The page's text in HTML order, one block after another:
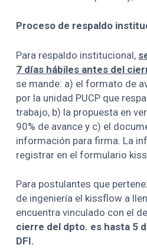
Proceso de respaldo
Para respaldo institucional,
7 días hábiles antes del
se mande: a) el formato de
por la unidad PUCP que
trabajo, b) la propuesta en
90% de avance y c) el
información para firma. La
registrar en el formulario
Para postulantes que
de ingeniería el kissflow a
encuentra vinculado con el
cierre del dpto. es hasta 5
DFI.